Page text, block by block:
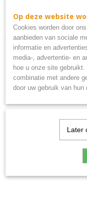
Omschrijving
bbq barbeque zone
Op deze website
Cookies worden door
aanbieden van sociale
informatie en
media-, advertentie- en
hoe u onze site
combinatie met andere
door uw gebruik van
Later